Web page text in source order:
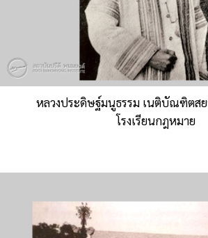
หลวงประดิษฐ์มนูธรรม เนติบัณฑิตสย
โรงเรียนกฎหมาย